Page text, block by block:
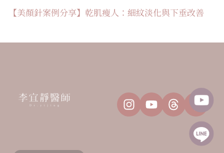
【美顏針案例分享】乾肌瘦人：細紋淡化與下垂改善